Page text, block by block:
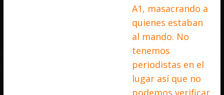
A1, masacrando a
quienes estaban
al mando. No
tenemos
periodistas en el
lugar así que no
podemos verificar